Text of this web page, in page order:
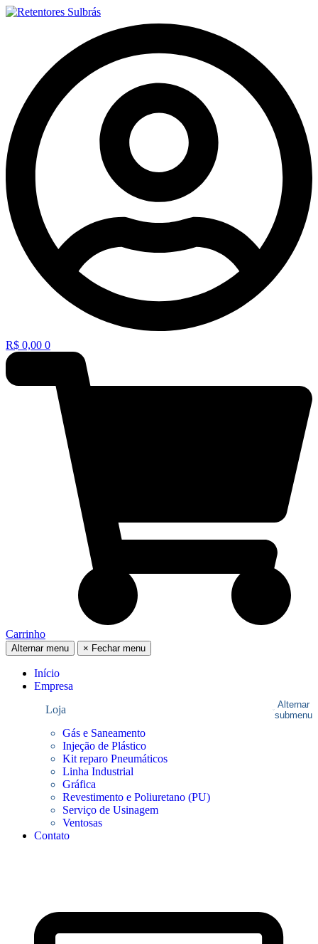
R$ 0,00 0
Carrinho
Alternar menu × Fechar menu
Início
Empresa
Loja
Alternar
submenu
Gás e Saneamento
Injeção de Plástico
Kit reparo Pneumáticos
Linha Industrial
Gráfica
Revestimento e Poliuretano (PU)
Serviço de Usinagem
Ventosas
Contato